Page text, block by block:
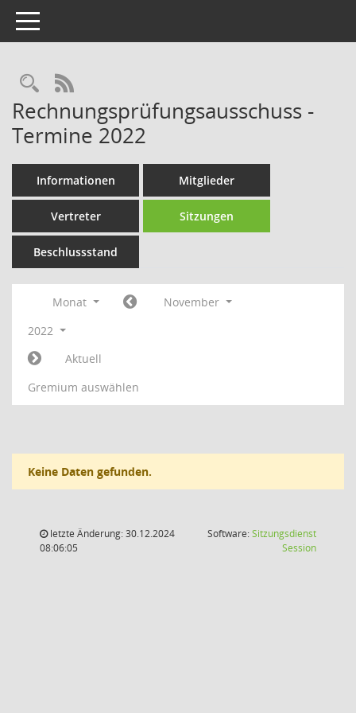
Toggle navigation
Rechercheauswahl
RSS-Feed
Rechnungsprüfungsausschuss -
Termine 2022
Informationen Mitglieder
Vertreter Sitzungen
Beschlussstand
Monat
November
2022
Aktuell
Gremium auswählen
Keine Daten gefunden.
letzte Änderung: 30.12.2024
08:06:05
Software:Sitzungsdienst
Session(Wird in